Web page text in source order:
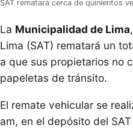
SAT rematará cerca de quinientos
La Municipalidad de Lima
Lima (SAT) rematará un
a que sus propietarios no
papeletas de tránsito.
El remate vehicular se
am, en el depósito del